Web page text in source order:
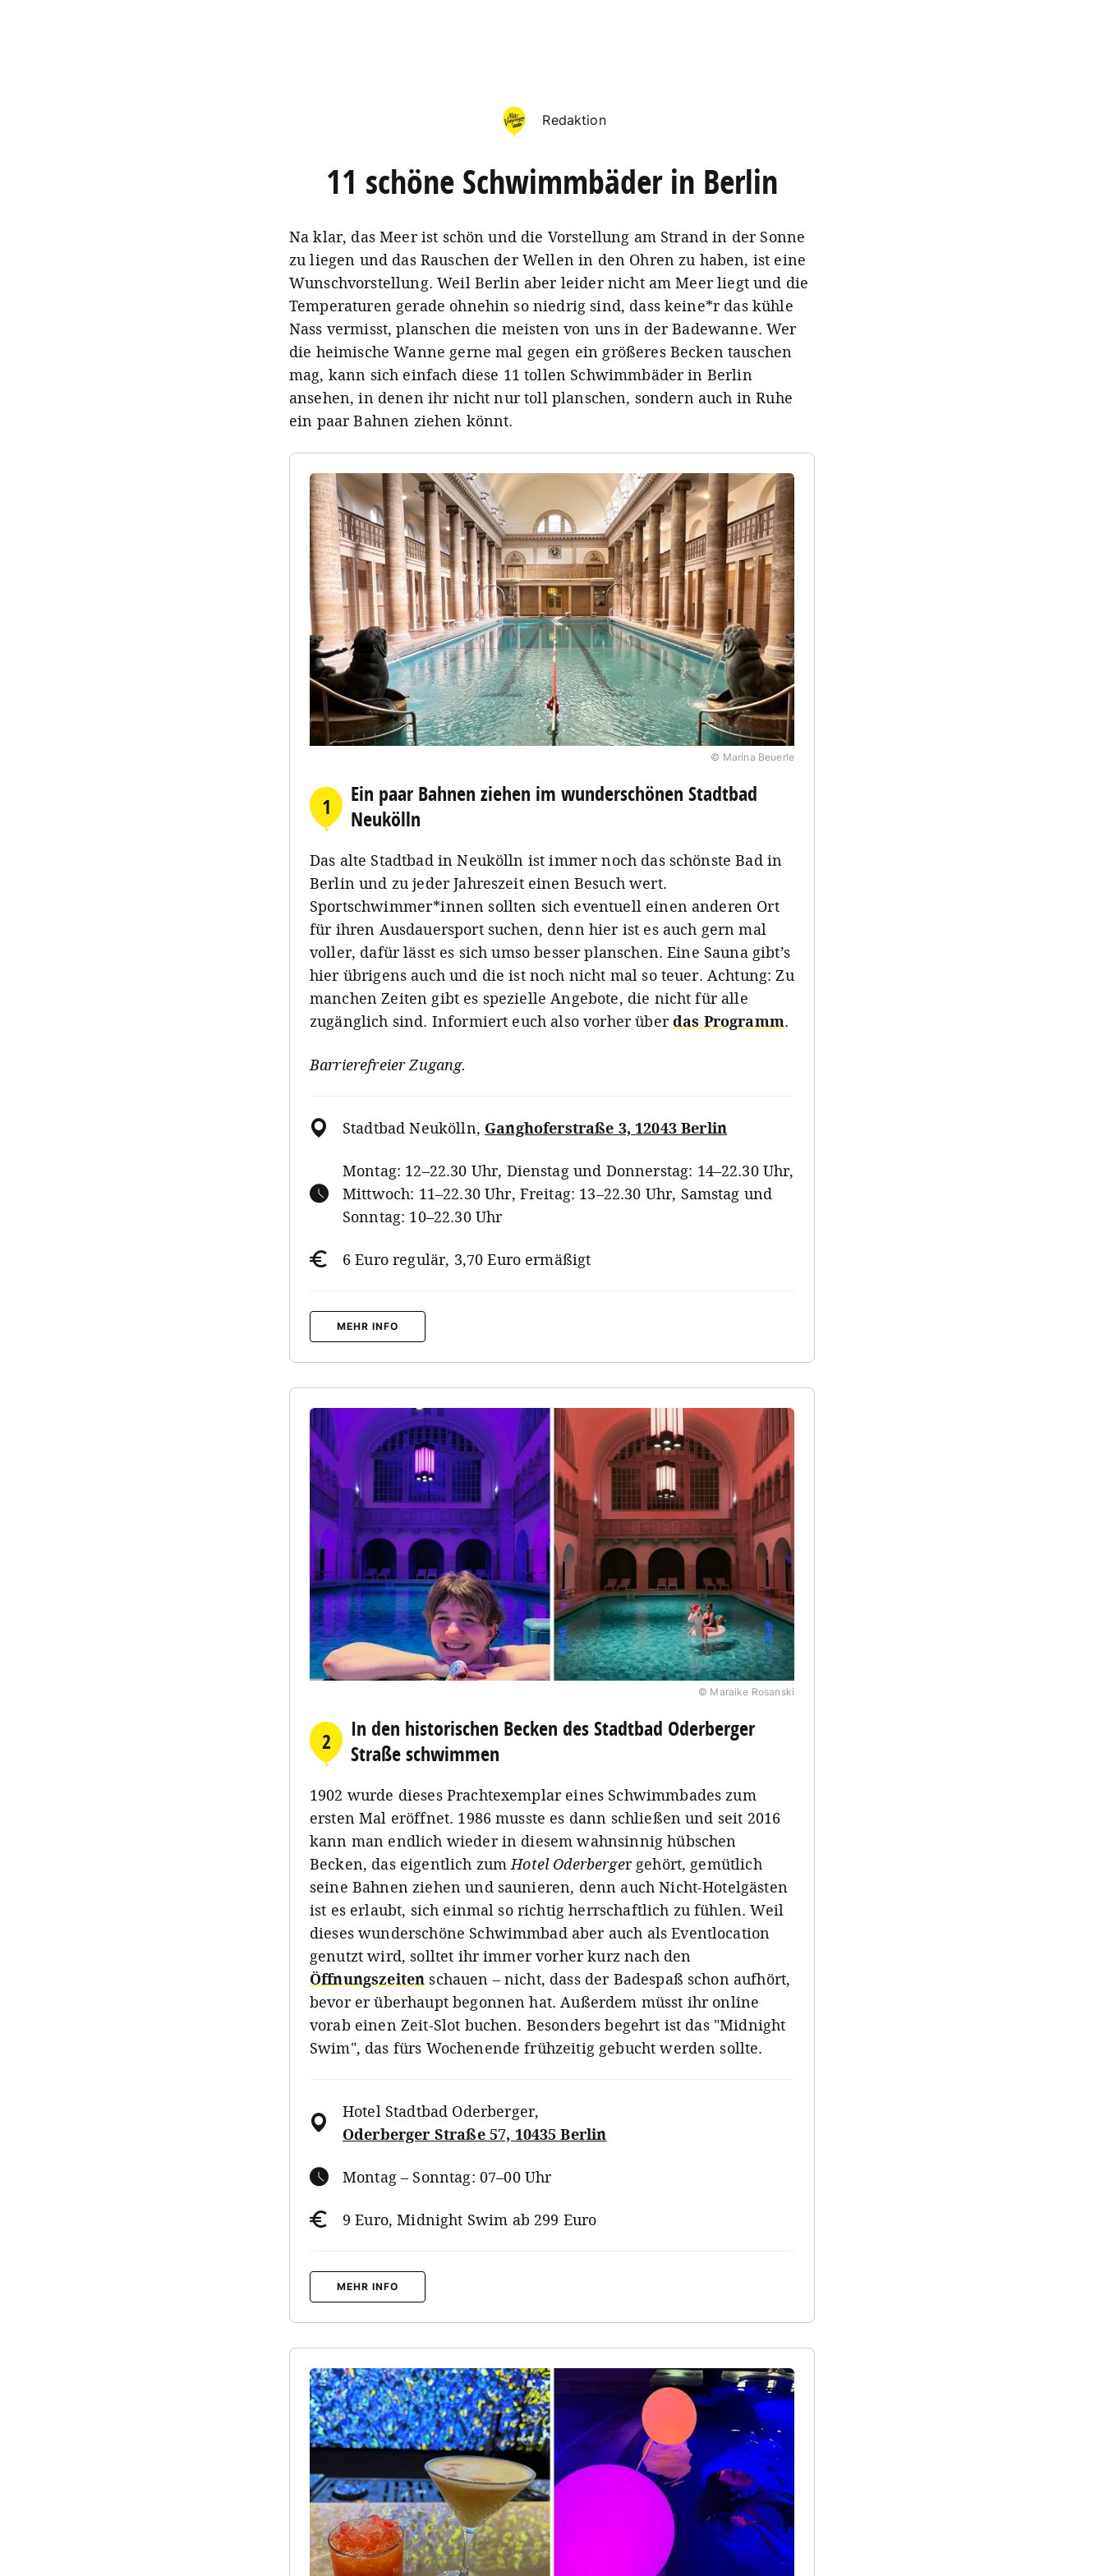
Redaktion
11 schöne Schwimmbäder in Berlin
Na klar, das Meer ist schön und die Vorstellung am Strand in der Sonne
zu liegen und das Rauschen der Wellen in den Ohren zu haben, ist eine
Wunschvorstellung. Weil Berlin aber leider nicht am Meer liegt und die
Temperaturen gerade ohnehin so niedrig sind, dass keine*r das kühle
Nass vermisst, planschen die meisten von uns in der Badewanne. Wer
die heimische Wanne gerne mal gegen ein größeres Becken tauschen
mag, kann sich einfach diese 11 tollen Schwimmbäder in Berlin
ansehen, in denen ihr nicht nur toll planschen, sondern auch in Ruhe
ein paar Bahnen ziehen könnt.
© Marina Beuerle
1
Ein paar Bahnen ziehen im wunderschönen Stadtbad
Neukölln
Das alte Stadtbad in Neukölln ist immer noch das schönste Bad in
Berlin und zu jeder Jahreszeit einen Besuch wert.
Sportschwimmer*innen sollten sich eventuell einen anderen Ort
für ihren Ausdauersport suchen, denn hier ist es auch gern mal
voller, dafür lässt es sich umso besser planschen. Eine Sauna gibt’s
hier übrigens auch und die ist noch nicht mal so teuer. Achtung: Zu
manchen Zeiten gibt es spezielle Angebote, die nicht für alle
zugänglich sind. Informiert euch also vorher überdas Programm.
Barrierefreier Zugang.
Stadtbad Neukölln, Ganghoferstraße 3, 12043 Berlin
Montag: 12–22.30 Uhr, Dienstag und Donnerstag: 14–22.30 Uhr,
Mittwoch: 11–22.30 Uhr, Freitag: 13–22.30 Uhr, Samstag und
Sonntag: 10–22.30 Uhr
6 Euro regulär, 3,70 Euro ermäßigt
MEHR INFO
© Maraike Rosanski
2
In den historischen Becken des Stadtbad Oderberger
Straße schwimmen
1902 wurde dieses Prachtexemplar eines Schwimmbades zum
ersten Mal eröffnet. 1986 musste es dann schließen und seit 2016
kann man endlich wieder in diesem wahnsinnig hübschen
Becken, das eigentlich zumHotel Oderberger gehört, gemütlich
seine Bahnen ziehen und saunieren, denn auch Nicht-Hotelgästen
ist es erlaubt, sich einmal so richtig herrschaftlich zu fühlen. Weil
dieses wunderschöne Schwimmbad aber auch als Eventlocation
genutzt wird, solltet ihr immer vorher kurz nach den
Öffnungszeiten schauen – nicht, dass der Badespaß schon aufhört,
bevor er überhaupt begonnen hat. Außerdem müsst ihr online
vorab einen Zeit-Slot buchen. Besonders begehrt ist das "Midnight
Swim", das fürs Wochenende frühzeitig gebucht werden sollte.
Hotel Stadtbad Oderberger,
Oderberger Straße 57, 10435 Berlin
Montag – Sonntag: 07–00 Uhr
9 Euro, Midnight Swim ab 299 Euro
MEHR INFO